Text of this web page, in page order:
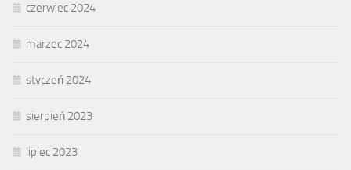
czerwiec 2024
marzec 2024
styczeń 2024
sierpień 2023
lipiec 2023